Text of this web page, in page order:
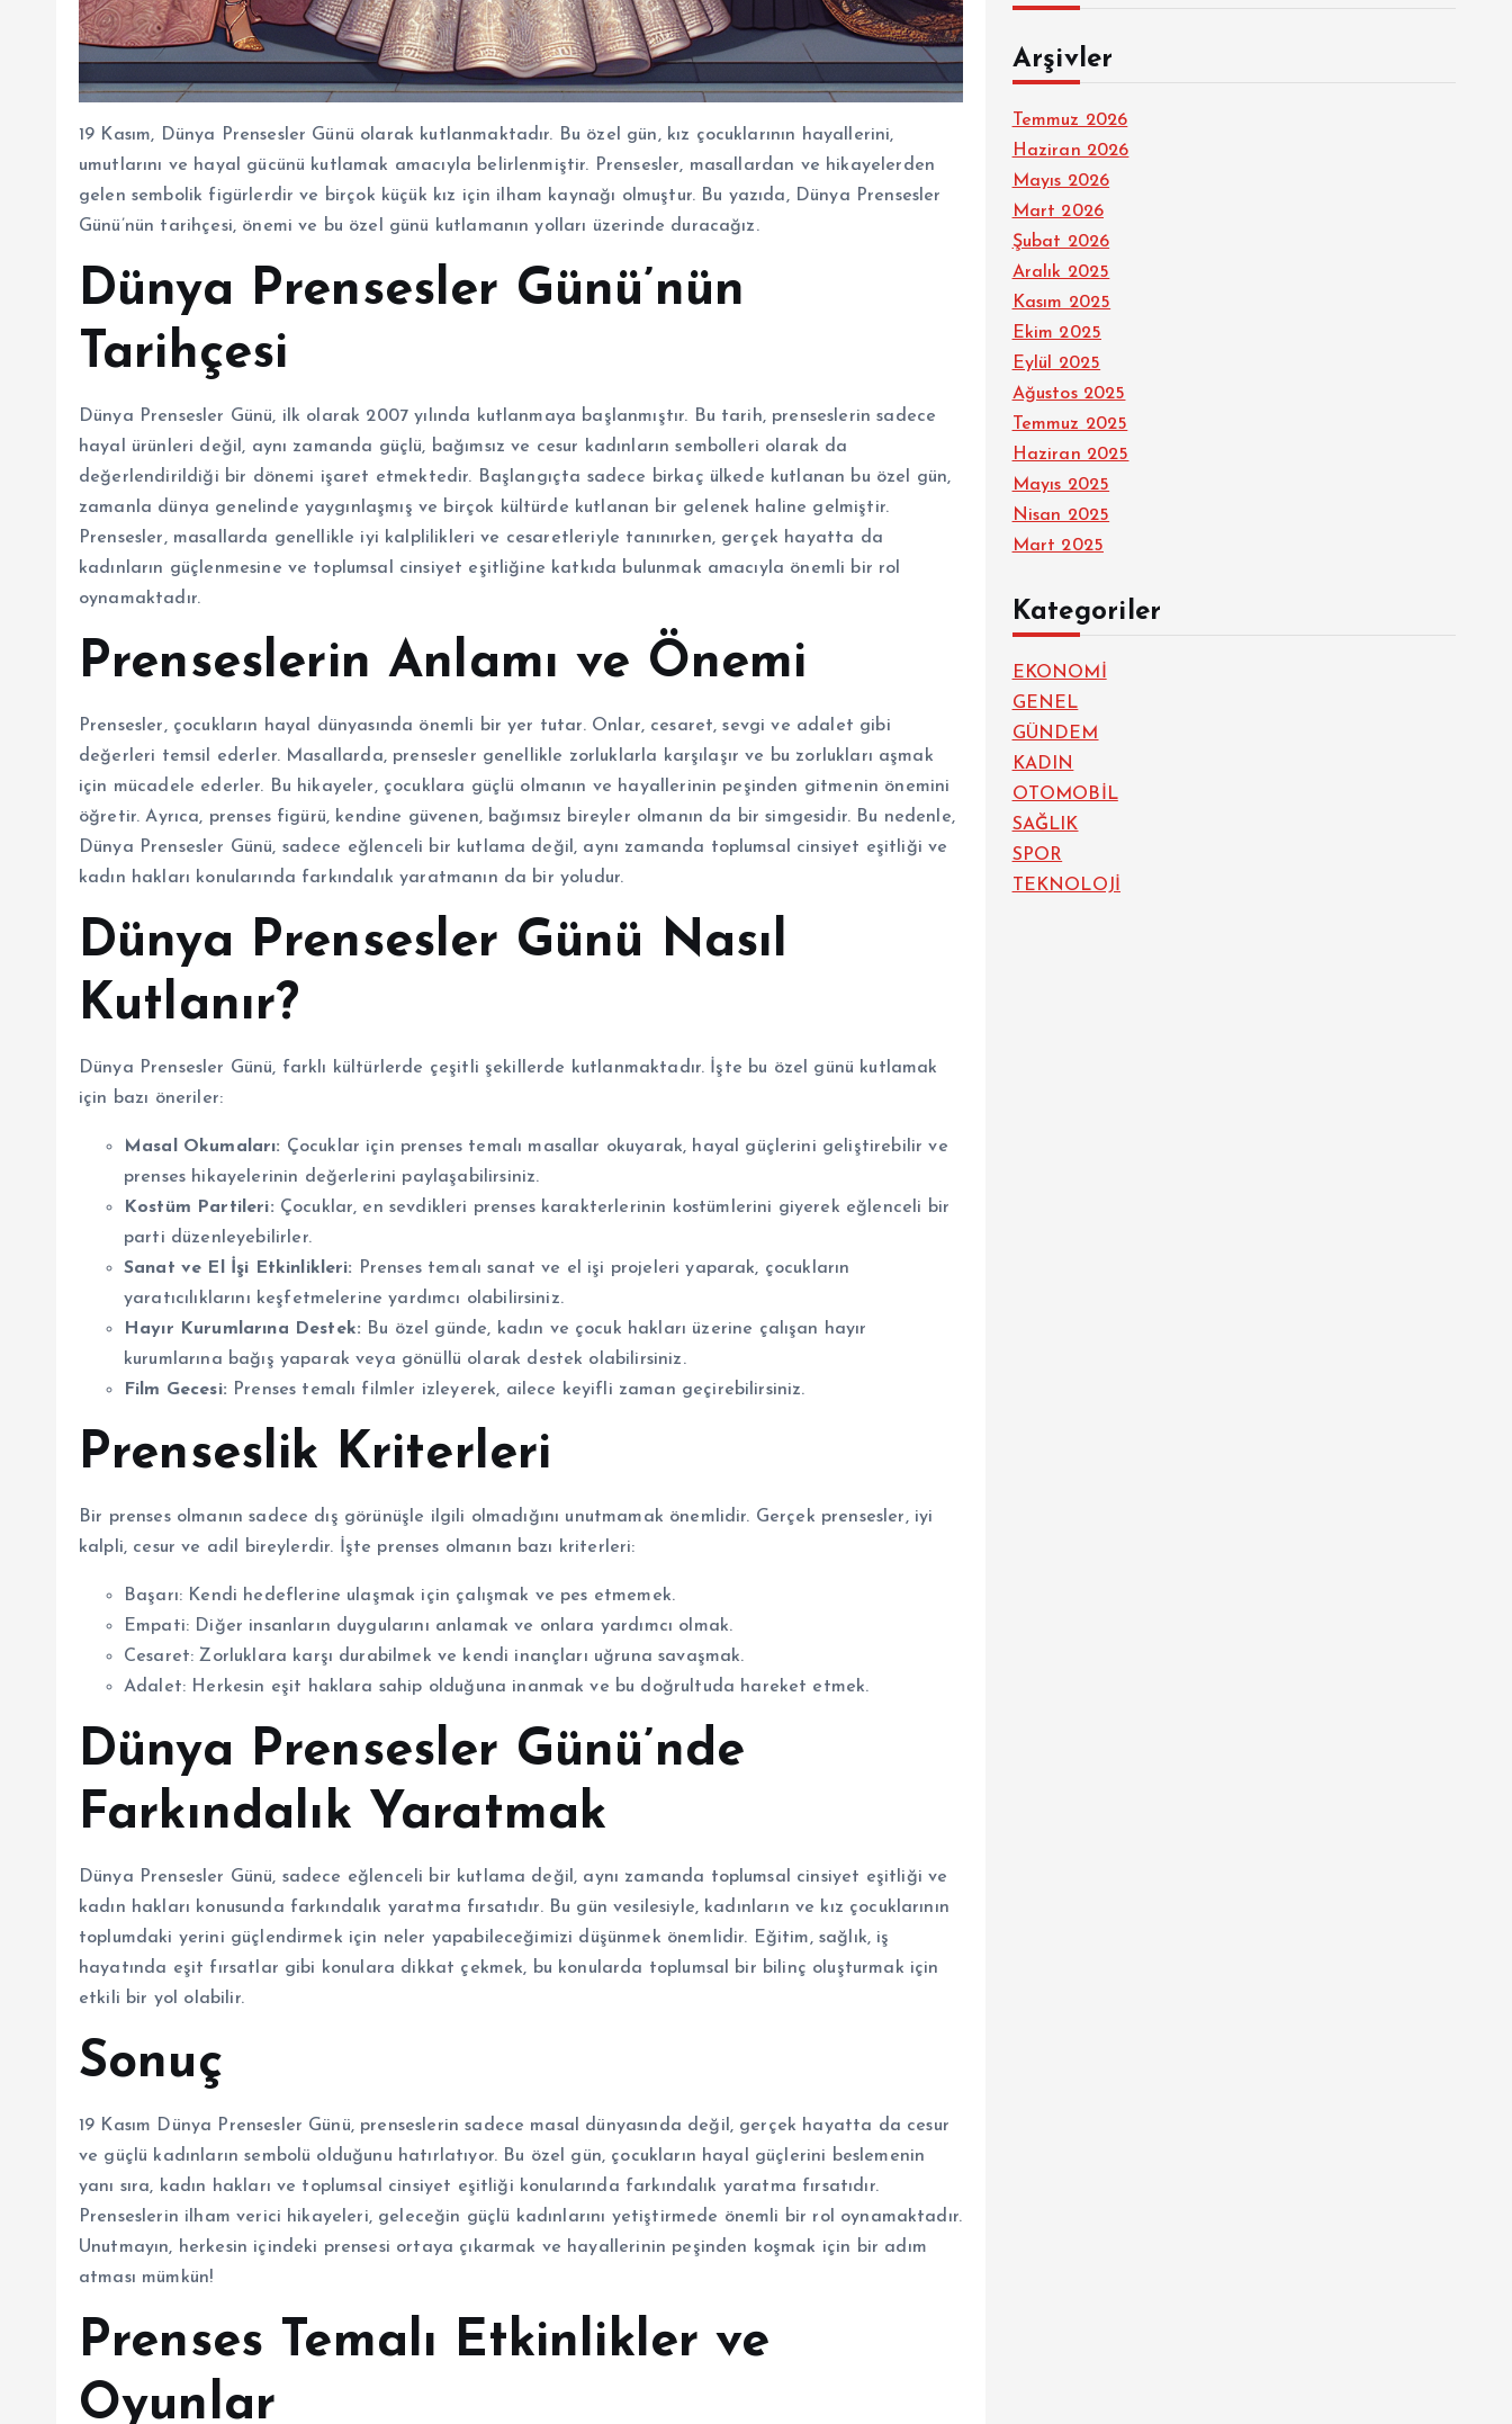
19 Kasım, Dünya Prensesler Günü olarak kutlanmaktadır. Bu özel gün, kız çocuklarının hayallerini,
umutlarını ve hayal gücünü kutlamak amacıyla belirlenmiştir. Prensesler, masallardan ve hikayelerden
gelen sembolik figürlerdir ve birçok küçük kız için ilham kaynağı olmuştur. Bu yazıda, Dünya Prensesler
Günü’nün tarihçesi, önemi ve bu özel günü kutlamanın yolları üzerinde duracağız.
Dünya Prensesler Günü’nün
Tarihçesi
Dünya Prensesler Günü, ilk olarak 2007 yılında kutlanmaya başlanmıştır. Bu tarih, prenseslerin sadece
hayal ürünleri değil, aynı zamanda güçlü, bağımsız ve cesur kadınların sembolleri olarak da
değerlendirildiği bir dönemi işaret etmektedir. Başlangıçta sadece birkaç ülkede kutlanan bu özel gün,
zamanla dünya genelinde yaygınlaşmış ve birçok kültürde kutlanan bir gelenek haline gelmiştir.
Prensesler, masallarda genellikle iyi kalplilikleri ve cesaretleriyle tanınırken, gerçek hayatta da
kadınların güçlenmesine ve toplumsal cinsiyet eşitliğine katkıda bulunmak amacıyla önemli bir rol
oynamaktadır.
Prenseslerin Anlamı ve Önemi
Prensesler, çocukların hayal dünyasında önemli bir yer tutar. Onlar, cesaret, sevgi ve adalet gibi
değerleri temsil ederler. Masallarda, prensesler genellikle zorluklarla karşılaşır ve bu zorlukları aşmak
için mücadele ederler. Bu hikayeler, çocuklara güçlü olmanın ve hayallerinin peşinden gitmenin önemini
öğretir. Ayrıca, prenses figürü, kendine güvenen, bağımsız bireyler olmanın da bir simgesidir. Bu nedenle,
Dünya Prensesler Günü, sadece eğlenceli bir kutlama değil, aynı zamanda toplumsal cinsiyet eşitliği ve
kadın hakları konularında farkındalık yaratmanın da bir yoludur.
Dünya Prensesler Günü Nasıl
Kutlanır?
Dünya Prensesler Günü, farklı kültürlerde çeşitli şekillerde kutlanmaktadır. İşte bu özel günü kutlamak
için bazı öneriler:
Masal Okumaları: Çocuklar için prenses temalı masallar okuyarak, hayal güçlerini geliştirebilir ve
prenses hikayelerinin değerlerini paylaşabilirsiniz.
Kostüm Partileri: Çocuklar, en sevdikleri prenses karakterlerinin kostümlerini giyerek eğlenceli bir
parti düzenleyebilirler.
Sanat ve El İşi Etkinlikleri:
Prenses temalı sanat ve el işi projeleri yaparak, çocukların
yaratıcılıklarını keşfetmelerine yardımcı olabilirsiniz.
Hayır Kurumlarına Destek: Bu özel günde, kadın ve çocuk hakları üzerine çalışan hayır
kurumlarına bağış yaparak veya gönüllü olarak destek olabilirsiniz.
Film Gecesi: Prenses temalı filmler izleyerek, ailece keyifli zaman geçirebilirsiniz.
Prenseslik Kriterleri
Bir prenses olmanın sadece dış görünüşle ilgili olmadığını unutmamak önemlidir. Gerçek prensesler, iyi
kalpli, cesur ve adil bireylerdir. İşte prenses olmanın bazı kriterleri:
Başarı: Kendi hedeflerine ulaşmak için çalışmak ve pes etmemek.
Empati: Diğer insanların duygularını anlamak ve onlara yardımcı olmak.
Cesaret: Zorluklara karşı durabilmek ve kendi inançları uğruna savaşmak.
Adalet: Herkesin eşit haklara sahip olduğuna inanmak ve bu doğrultuda hareket etmek.
Dünya Prensesler Günü’nde
Farkındalık Yaratmak
Dünya Prensesler Günü, sadece eğlenceli bir kutlama değil, aynı zamanda toplumsal cinsiyet eşitliği ve
kadın hakları konusunda farkındalık yaratma fırsatıdır. Bu gün vesilesiyle, kadınların ve kız çocuklarının
toplumdaki yerini güçlendirmek için neler yapabileceğimizi düşünmek önemlidir. Eğitim, sağlık, iş
hayatında eşit fırsatlar gibi konulara dikkat çekmek, bu konularda toplumsal bir bilinç oluşturmak için
etkili bir yol olabilir.
Sonuç
19 Kasım Dünya Prensesler Günü, prenseslerin sadece masal dünyasında değil, gerçek hayatta da cesur
ve güçlü kadınların sembolü olduğunu hatırlatıyor. Bu özel gün, çocukların hayal güçlerini beslemenin
yanı sıra, kadın hakları ve toplumsal cinsiyet eşitliği konularında farkındalık yaratma fırsatıdır.
Prenseslerin ilham verici hikayeleri, geleceğin güçlü kadınlarını yetiştirmede önemli bir rol oynamaktadır.
Unutmayın, herkesin içindeki prensesi ortaya çıkarmak ve hayallerinin peşinden koşmak için bir adım
atması mümkün!
Prenses Temalı Etkinlikler ve
Oyunlar
Arşivler
Temmuz 2026
Haziran 2026
Mayıs 2026
Mart 2026
Şubat 2026
Aralık 2025
Kasım 2025
Ekim 2025
Eylül 2025
Ağustos 2025
Temmuz 2025
Haziran 2025
Mayıs 2025
Nisan 2025
Mart 2025
Kategoriler
EKONOMİ
GENEL
GÜNDEM
KADIN
OTOMOBİL
SAĞLIK
SPOR
TEKNOLOJİ